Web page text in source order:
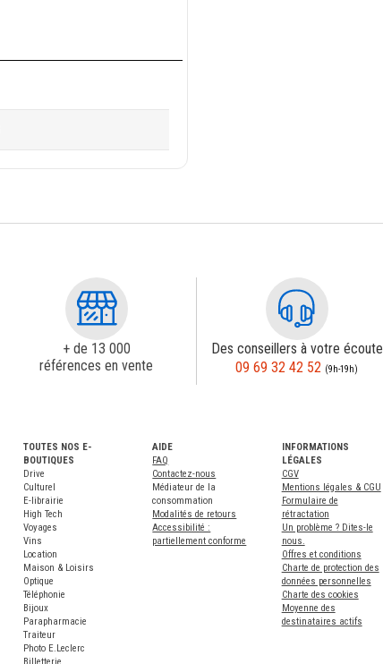
+ de 13 000
références en vente
Des conseillers à votre écoute
09 69 32 42 52 (9h-19h)
TOUTES NOS E-
BOUTIQUES
Drive
Culturel
E-librairie
High Tech
Voyages
Vins
Location
Maison & Loisirs
Optique
Téléphonie
Bijoux
Parapharmacie
Traiteur
Photo E.Leclerc
AIDE
FAQ
Contactez-nous
Médiateur de la
consommation
Modalités de retours
Accessibilité :
partiellement conforme
INFORMATIONS
LÉGALES
CGV
Mentions légales & CGU
Formulaire de
rétractation
Un problème ? Dites-le
nous.
Offres et conditions
Charte de protection des
données personnelles
Charte des cookies
Moyenne des
destinataires actifs